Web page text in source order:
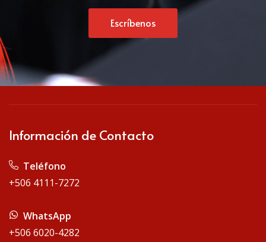
Escríbenos
Información de Contacto
Teléfono
+506 4111-7272
WhatsApp
+506 6020-4282